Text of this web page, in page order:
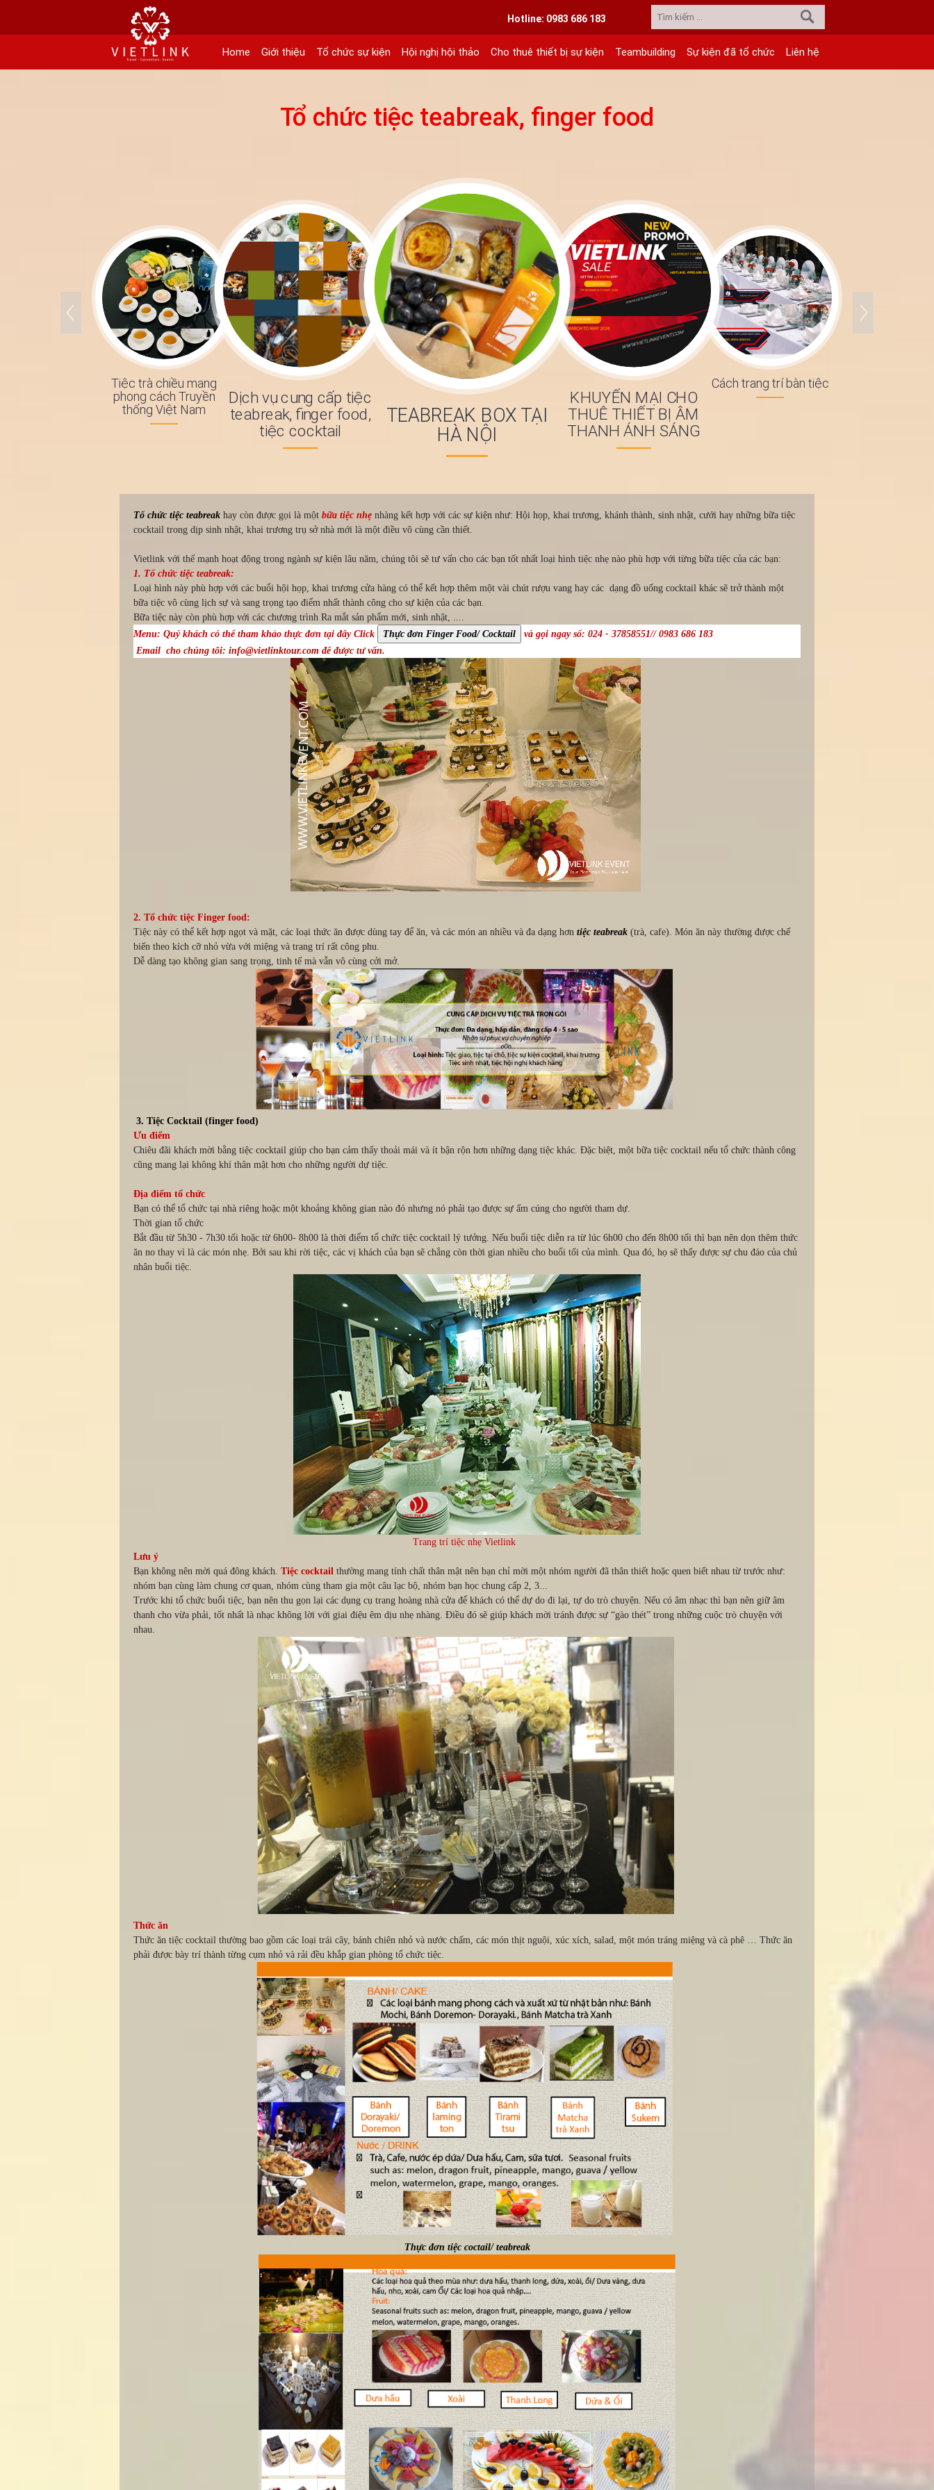
152 Khuất Duy Tiến - Phường Nhân Chính, Quận Thanh Xuân - Hà Nội
Kho xưởng: Lô 2, Làng Nghề Vạn Phúc, Hà Đông, Hà Nội.
Hotline/ skype/ Wechat/ Whatsapp : +84 .0983.686.183 / Tel : +84 243 785 8551 ext 101
Hotline: 0983 686 183
Home Giới thiệu Tổ chức sự kiện Hội nghị hội thảo Cho thuê thiết bị sự kiện Teambuilding Sự kiện đã tổ chức Liên hệ
Tổ chức tiệc teabreak, finger food
Tiệc trà chiều mang
phong cách Truyền
thống Việt Nam
Dịch vụ cung cấp tiệc
teabreak, finger food,
tiệc cocktail
TEABREAK BOX TẠI
HÀ NỘI
KHUYẾN MẠI CHO
THUÊ THIẾT BỊ ÂM
THANH ÁNH SÁNG
Cách trang trí bàn tiệc
Tổ chức tiệc teabreak hay còn được gọi là một bữa tiệc nhẹ nhàng kết hợp với các sự kiện như: Hội họp, khai trương, khánh thành, sinh nhật, cưới hay những bữa tiệc
cocktail trong dịp sinh nhật, khai trương trụ sở nhà mới là một điều vô cùng cần thiết.
Vietlink với thế mạnh hoạt động trong ngành sự kiện lâu năm, chúng tôi sẽ tư vấn cho các bạn tốt nhất loại hình tiệc nhẹ nào phù hợp với từng bữa tiệc của các bạn:
1. Tổ chức tiệc teabreak:
Loại hình này phù hợp với các buổi hội họp, khai trương cửa hàng có thể kết hợp thêm một vài chút rượu vang hay các dạng đồ uống cocktail khác sẽ trở thành một
bữa tiệc vô cùng lịch sự và sang trọng tạo điểm nhất thành công cho sự kiện của các bạn.
Bữa tiệc này còn phù hợp với các chương trình Ra mắt sản phẩm mới, sinh nhật, ....
Menu: Quý khách có thể tham khảo thực đơn tại đây Click
và gọi ngay số: 024 - 37858551// 0983 686 183
Email cho chúng tôi: info@vietlinktour.com để được tư vấn.
2. Tổ chức tiệc Finger food:
Tiệc này có thể kết hợp ngọt và mặt, các loại thức ăn được dùng tay để ăn, và các món an nhiều và đa dạng hơn tiệc teabreak (trà, cafe). Món ăn này thường được chế
biến theo kích cỡ nhỏ vừa với miệng và trang trí rất công phu.
Dễ dàng tạo không gian sang trọng, tinh tế mà vẫn vô cùng cởi mở.
3. Tiệc Cocktail (finger food)
Ưu điểm
Chiêu đãi khách mời bằng tiệc cocktail giúp cho bạn cảm thấy thoải mái và ít bận rộn hơn những dạng tiệc khác. Đặc biệt, một bữa tiệc cocktail nếu tổ chức thành công
cũng mang lại không khí thân mật hơn cho những người dự tiệc.
Địa điểm tổ chức
Bạn có thể tổ chức tại nhà riêng hoặc một khoảng không gian nào đó nhưng nó phải tạo được sự ấm cúng cho người tham dự.
Thời gian tổ chức
Bắt đầu từ 5h30 - 7h30 tối hoặc từ 6h00- 8h00 là thời điểm tổ chức tiệc cocktail lý tưởng. Nếu buổi tiệc diễn ra từ lúc 6h00 cho đến 8h00 tối thì bạn nên dọn thêm thức
ăn no thay vì là các món nhẹ. Bởi sau khi rời tiệc, các vị khách của bạn sẽ chẳng còn thời gian nhiều cho buổi tối của mình. Qua đó, họ sẽ thấy được sự chu đáo của chủ
nhân buổi tiệc.
Trang trí tiệc nhẹ Vietlink
Lưu ý
Bạn không nên mời quá đông khách. Tiệc cocktail thường mang tính chất thân mật nên bạn chỉ mời một nhóm người đã thân thiết hoặc quen biết nhau từ trước như:
nhóm bạn cùng làm chung cơ quan, nhóm cùng tham gia một câu lạc bộ, nhóm bạn học chung cấp 2, 3...
Trước khi tổ chức buổi tiệc, bạn nên thu gọn lại các dụng cụ trang hoàng nhà cửa để khách có thể dự do đi lại, tự do trò chuyện. Nếu có âm nhạc thì bạn nên giữ âm
thanh cho vừa phải, tốt nhất là nhạc không lời với giai điệu êm dịu nhẹ nhàng. Điều đó sẽ giúp khách mời tránh được sự “gào thét” trong những cuộc trò chuyện với
nhau.
Thức ăn
Thức ăn tiệc cocktail thường bao gồm các loại trái cây, bánh chiên nhỏ và nước chấm, các món thịt nguội, xúc xích, salad, một món tráng miệng và cà phê … Thức ăn
phải được bày trí thành từng cụm nhỏ và rải đều khắp gian phòng tổ chức tiệc.
Thực đơn tiệc coctail/ teabreak